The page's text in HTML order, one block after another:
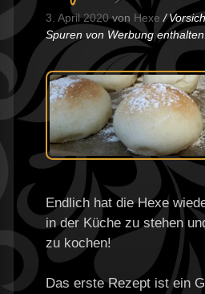
3. April 2020 von Hexe
Spuren von Werbung enthalten.
Endlich hat die Hexe
in der Küche zu stehen
zu kochen!
Das erste Rezept ist ein